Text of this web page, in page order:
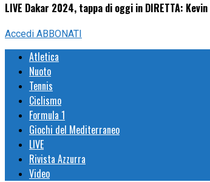
LIVE Dakar 2024, tappa di oggi in DIRETTA:
Accedi ABBONATI
Atletica
Nuoto
Tennis
Ciclismo
Formula 1
Giochi del Mediterraneo
LIVE
Rivista Azzurra
Video